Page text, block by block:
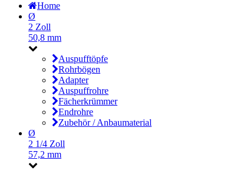
Home
Ø
2 Zoll
50,8 mm
Auspufftöpfe
Rohrbögen
Adapter
Auspuffrohre
Fächerkrümmer
Endrohre
Zubehör / Anbaumaterial
Ø
2 1/4 Zoll
57,2 mm